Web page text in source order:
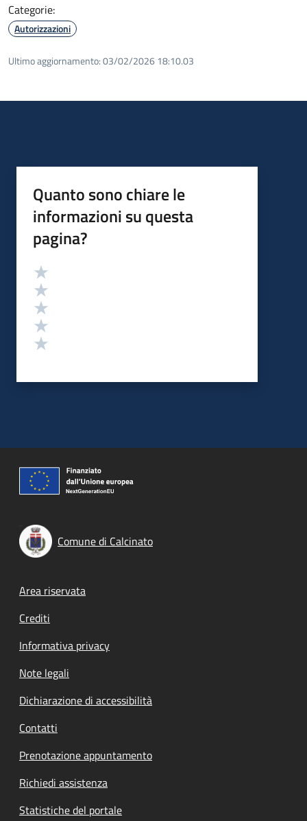
Categorie:
Autorizzazioni
Ultimo aggiornamento:03/02/2026 18:10.03
Quanto sono chiare le
informazioni su questa
pagina?
Valutazione
Comune di Calcinato
Footer menu
Area riservata
Crediti
Informativa privacy
Note legali
Dichiarazione di accessibilità
Contatti
Prenotazione appuntamento
Richiedi assistenza
Statistiche del portale